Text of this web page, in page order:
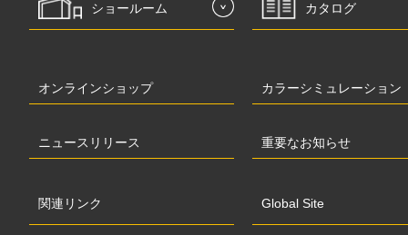
ショールーム カタログ
オンラインショップ カラーシミュレーション
ニュースリリース 重要なお知らせ
関連リンク Global Site